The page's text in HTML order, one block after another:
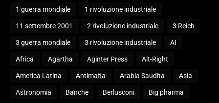
1 guerra mondiale 1 rivoluzione industriale
11 settembre 2001 2 rivoluzione industriale 3 Reich
3 guerra mondiale 3 rivoluzione industriale AI
Africa Agartha Aginter Press Alt-Right
America Latina Antimafia Arabia Saudita Asia
Astronomia Banche Berlusconi Big pharma